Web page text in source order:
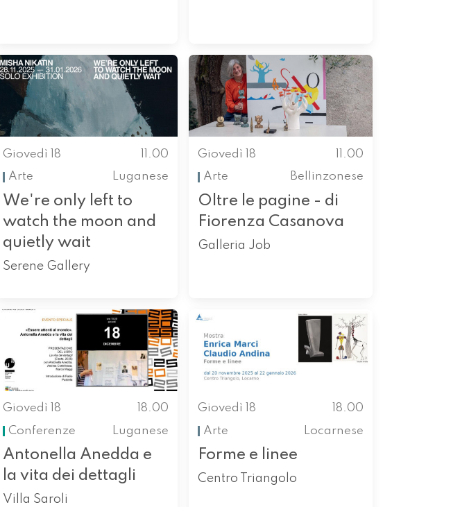
Giovedì 18
11.00
Arte
Luganese
We're only left to
watch the moon and
quietly wait
Serene Gallery
Giovedì 18
11.00
Arte
Bellinzonese
Oltre le pagine - di
Fiorenza Casanova
Galleria Job
Giovedì 18
18.00
Conferenze
Luganese
Antonella Anedda e
la vita dei dettagli
Villa Saroli
Giovedì 18
18.00
Arte
Locarnese
Forme e linee
Centro Triangolo